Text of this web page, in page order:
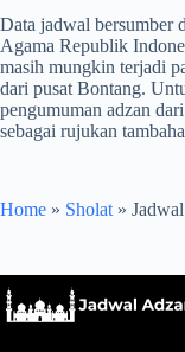
Data jadwal bersumber
Agama Republik
masih mungkin terjadi
dari pusat Bontang.
pengumuman adzan
sebagai rujukan
Home » Sholat »